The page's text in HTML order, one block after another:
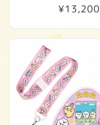
常
价
¥13,200